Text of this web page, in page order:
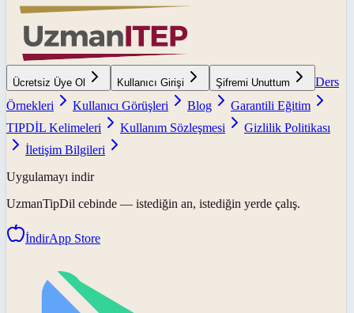
Ücretsiz Üye Ol Kullanıcı Girişi Şifremi Unuttum
Ders
Örnekleri
Kullanıcı Görüşleri Blog
Garantili Eğitim
TIPDİL Kelimeleri
Kullanım Sözleşmesi
Gizlilik Politikası
İletişim Bilgileri
Uygulamayı indir
UzmanTipDil cebinde — istediğin an, istediğin yerde çalış.
İndirApp Store